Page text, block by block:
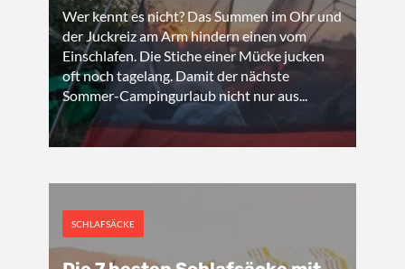
Wer kennt es nicht? Das Summen im Ohr und
der Juckreiz am Arm hindern einen vom
Einschlafen. Die Stiche einer Mücke jucken
oft noch tagelang. Damit der nächste
Sommer-Campingurlaub nicht nur aus...
SCHLAFSÄCKE